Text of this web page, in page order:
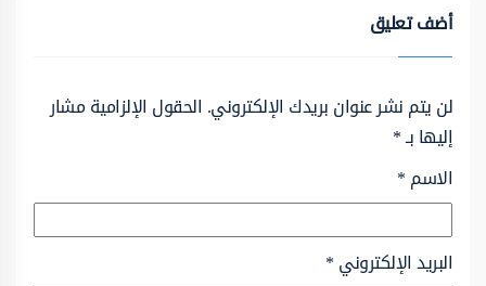
أضف تعليق
لن يتم نشر عنوان بريدك الإلكتروني. الحقول الإلزامية مشار
إليها بـ*
الاسم*
البريد الإلكتروني*